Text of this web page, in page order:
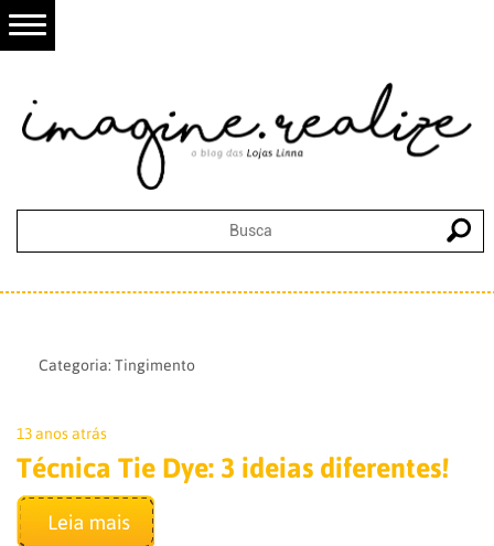
Categoria: Tingimento
13 anos atrás
Técnica Tie Dye: 3 ideias diferentes!